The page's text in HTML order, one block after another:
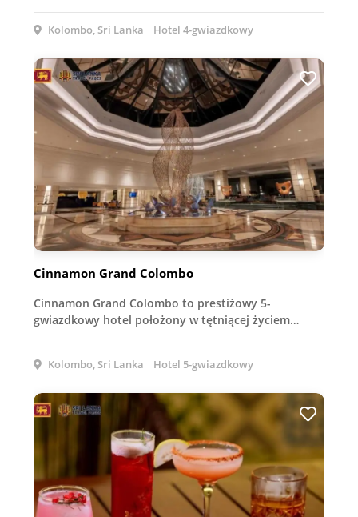
Kolombo, Sri Lanka Hotel 4-gwiazdkowy
Cinnamon Grand Colombo
Cinnamon Grand Colombo to prestiżowy 5-
gwiazdkowy hotel położony w tętniącej życiem…
Kolombo, Sri Lanka Hotel 5-gwiazdkowy